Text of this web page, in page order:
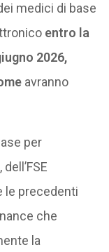
medici di base
entro la
2026,
avranno
per
le precedenti
che
la